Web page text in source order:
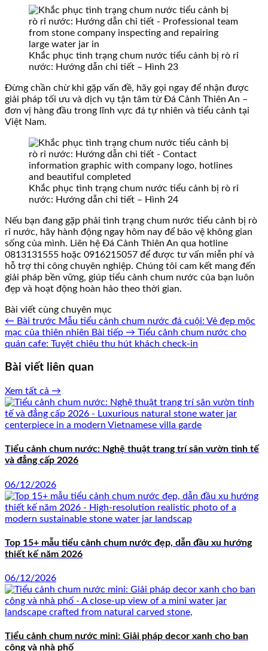
Khắc phục tình trạng chum nước tiểu cảnh bị rò rỉ
nước: Hướng dẫn chi tiết – Hình 23
Đừng chần chừ khi gặp vấn đề, hãy gọi ngay để nhận được
giải pháp tối ưu và dịch vụ tận tâm từ Đá Cảnh Thiên An –
đơn vị hàng đầu trong lĩnh vực đá tự nhiên và tiểu cảnh tại
Việt Nam.
Khắc phục tình trạng chum nước tiểu cảnh bị rò rỉ
nước: Hướng dẫn chi tiết – Hình 24
Nếu bạn đang gặp phải tình trạng chum nước tiểu cảnh bị rò
rỉ nước, hãy hành động ngay hôm nay để bảo vệ không gian
sống của mình. Liên hệ Đá Cảnh Thiên An qua hotline
0813131555 hoặc 0916215057 để được tư vấn miễn phí và
hỗ trợ thi công chuyên nghiệp. Chúng tôi cam kết mang đến
giải pháp bền vững, giúp tiểu cảnh chum nước của bạn luôn
đẹp và hoạt động hoàn hảo theo thời gian.
Bài viết cùng chuyên mục
← Bài trước Mẫu tiểu cảnh chum nước đá cuội: Vẻ đẹp mộc
mạc của thiên nhiên Bài tiếp → Tiểu cảnh chum nước cho
quán cafe: Tuyệt chiêu thu hút khách check-in
Bài viết liên quan
Xem tất cả →
Tiểu cảnh chum nước: Nghệ thuật trang trí sân vườn tinh tế
và đẳng cấp 2026
06/12/2026
Top 15+ mẫu tiểu cảnh chum nước đẹp, dẫn đầu xu hướng
thiết kế năm 2026
06/12/2026
Tiểu cảnh chum nước mini: Giải pháp decor xanh cho ban
công và nhà phố